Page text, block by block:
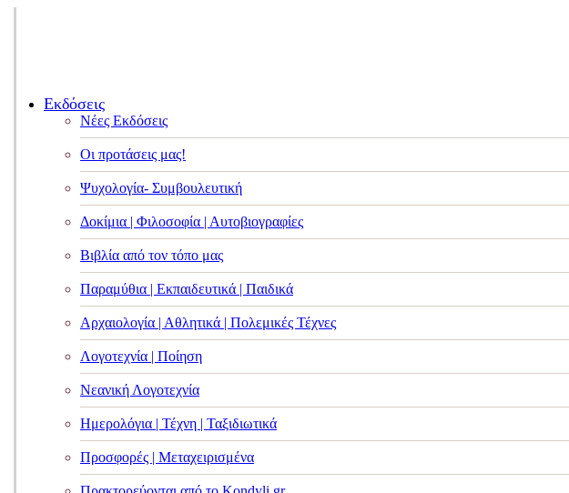
Εκδόσεις
Νέες Εκδόσεις
Οι προτάσεις μας!
Ψυχολογία- Συμβουλευτική
Δοκίμια | Φιλοσοφία | Αυτοβιογραφίες
Βιβλία από τον τόπο μας
Παραμύθια | Εκπαιδευτικά | Παιδικά
Αρχαιολογία | Αθλητικά | Πολεμικές Τέχνες
Λογοτεχνία | Ποίηση
Νεανική Λογοτεχνία
Ημερολόγια | Τέχνη | Ταξιδιωτικά
Προσφορές | Μεταχειρισμένα